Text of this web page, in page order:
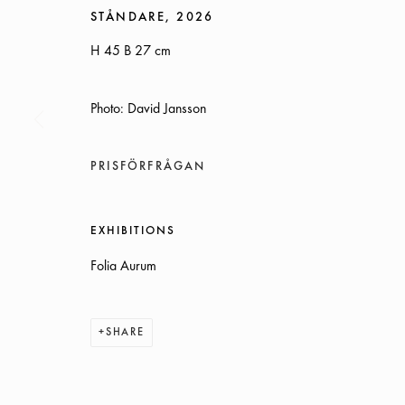
GALLERIET HAR SOMMARSTÄNGT
SOMMARÖPPETTIDER:
ONSDAG-TORS, 12-18, FREDAG 12-17, LÖRDAG 12-16
STÅNDARE ,2026
H 45 B 27 cm
Photo: David Jansson
PRISFÖRFRÅGAN
EXHIBITIONS
Folia Aurum
SHARE